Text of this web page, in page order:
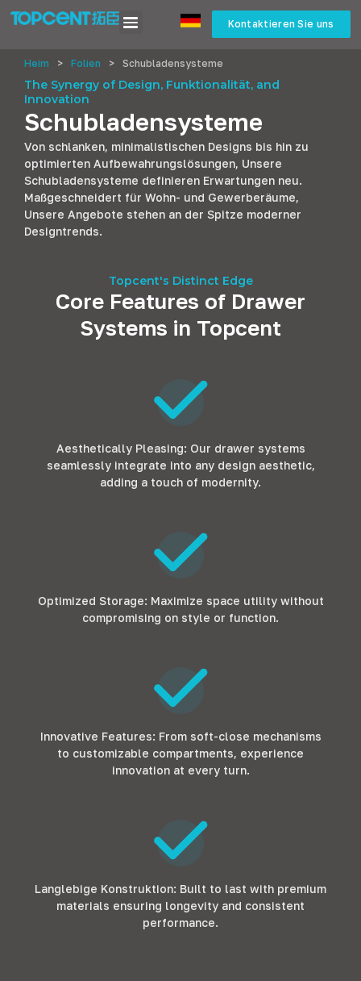
Kontaktieren Sie uns
Heim > Folien > Schubladensysteme
The Synergy of Design, Funktionalität, and
Innovation
Schubladensysteme
Von schlanken, minimalistischen Designs bis hin zu
optimierten Aufbewahrungslösungen, Unsere
Schubladensysteme definieren Erwartungen neu.
Maßgeschneidert für Wohn- und Gewerberäume,
Unsere Angebote stehen an der Spitze moderner
Designtrends.
Topcent's Distinct Edge
Core Features of Drawer
Systems in Topcent
Aesthetically Pleasing: Our drawer systems
seamlessly integrate into any design aesthetic,
adding a touch of modernity.
Optimized Storage: Maximize space utility without
compromising on style or function.
Innovative Features: From soft-close mechanisms
to customizable compartments, experience
innovation at every turn.
Langlebige Konstruktion: Built to last with premium
materials ensuring longevity and consistent
performance.